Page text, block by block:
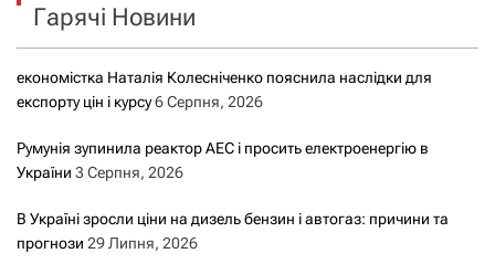
Гарячі Новини
економістка Наталія Колесніченко пояснила наслідки для
експорту цін і курсу6 Серпня, 2026
Румунія зупинила реактор АЕС і просить електроенергію в
України 3 Серпня, 2026
В Україні зросли ціни на дизель бензин і автогаз: причини та
прогнози 29 Липня, 2026